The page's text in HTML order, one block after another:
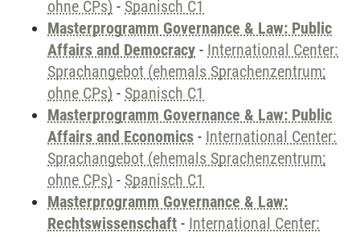
ohne CPs) - Spanisch C1
Masterprogramm Governance & Law: Public
Affairs and Democracy - International Center:
Sprachangebot (ehemals Sprachenzentrum;
ohne CPs) - Spanisch C1
Masterprogramm Governance & Law: Public
Affairs and Economics - International Center:
Sprachangebot (ehemals Sprachenzentrum;
ohne CPs) - Spanisch C1
Masterprogramm Governance & Law:
Rechtswissenschaft - International Center: